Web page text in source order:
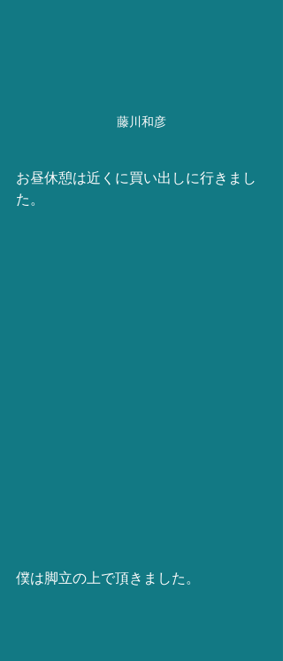
藤川和彦
お昼休憩は近くに買い出しに行きまし
た。
僕は脚立の上で頂きました。